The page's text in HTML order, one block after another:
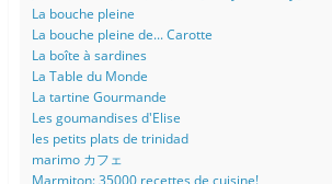
La bouche pleine
La bouche pleine de... Carotte
La boîte à sardines
La Table du Monde
La tartine Gourmande
Les goumandises d'Elise
les petits plats de trinidad
marimo カフェ
Marmiton: 35000 recettes de cuisine!